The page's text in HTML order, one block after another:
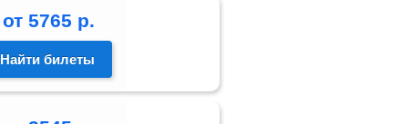
от 5765 р.
Найти билеты